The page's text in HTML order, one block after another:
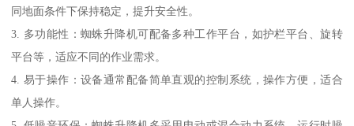
同地面条件下保持稳定，提升安全性。
3. 多功能性：蜘蛛升降机可配备多种工作平台，如护栏平台、旋转
平台等，适应不同的作业需求。
4. 易于操作：设备通常配备简单直观的控制系统，操作方便，适合
单人操作。